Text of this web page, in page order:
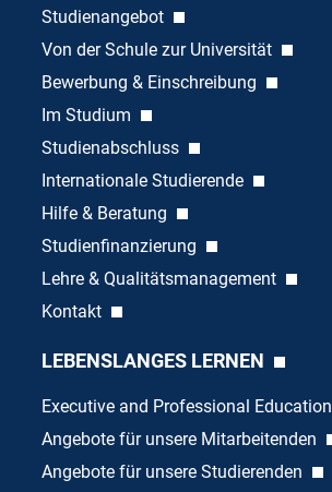
Studienangebot
Von der Schule zur Universität
Bewerbung & Einschreibung
Im Studium
Studienabschluss
Internationale Studierende
Hilfe & Beratung
Studienfinanzierung
Lehre & Qualitätsmanagement
Kontakt
LEBENSLANGES LERNEN
Executive and Professional Education
Angebote für unsere Mitarbeitenden
Angebote für unsere Studierenden